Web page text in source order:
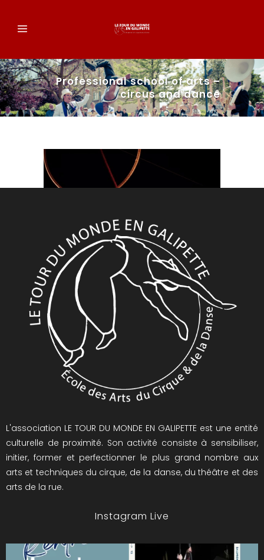
Professional school of arts –
circus and dance
L'association LE TOUR DU MONDE EN GALIPETTE est une entité
culturelle de proximité. Son activité consiste à sensibiliser,
initier, former et perfectionner le plus grand nombre aux
arts et techniques du cirque, de la danse, du théâtre et des
arts de la rue.
Instagram Live